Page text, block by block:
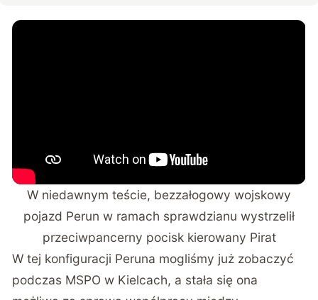
W niedawnym teście, bezzałogowy wojskowy
pojazd Perun w ramach sprawdzianu wystrzelił
przeciwpancerny pocisk kierowany Pirat
W tej konfiguracji Peruna mogliśmy już zobaczyć
podczas MSPO w Kielcach, a stała się ona